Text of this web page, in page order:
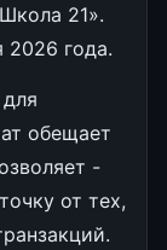
21».
года.
обещает
-
от тех,